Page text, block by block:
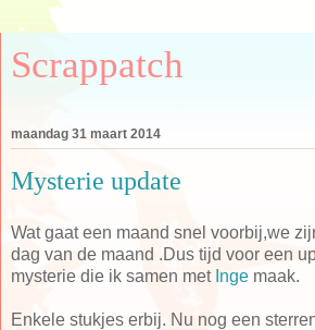
Scrappatch
maandag 31 maart 2014
Mysterie update
Wat gaat een maand snel voorbij,we
dag van de maand .Dus tijd voor een
mysterie die ik samen met Inge maak.
Enkele stukjes erbij. Nu nog een